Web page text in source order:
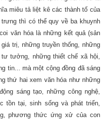
miêu tả liệt kê các thành tố của
thì có thể quy về ba khuynh
văn hóa là những kết quả (sản
trị, những truyền thống, những
tưởng, những thiết chế xã hội,
tin... mà một cộng đồng đã sáng
thứ hai xem văn hóa như những
sáng tạo, những công nghệ,
tồn tại, sinh sống và phát triển,
phương thức ứng xử của con